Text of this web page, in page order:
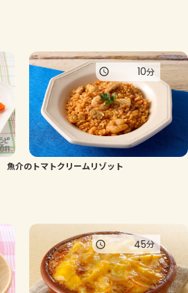
魚介のトマトクリームリゾット
10分
45分